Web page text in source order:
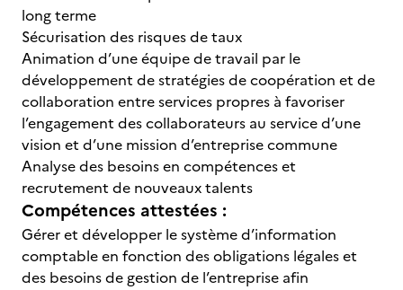
long terme
Sécurisation des risques de taux
Animation d’une équipe de travail par le
développement de stratégies de coopération et de
collaboration entre services propres à favoriser
l’engagement des collaborateurs au service d’une
vision et d’une mission d’entreprise commune
Analyse des besoins en compétences et
recrutement de nouveaux talents
Compétences attestées :
Gérer et développer le système d’information
comptable en fonction des obligations légales et
des besoins de gestion de l’entreprise afin